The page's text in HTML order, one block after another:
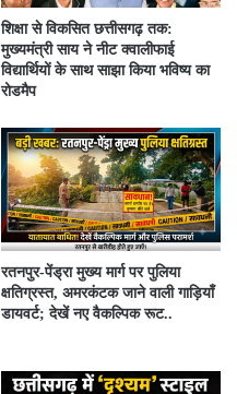
शिक्षा से विकसित छत्तीसगढ़ तक:
मुख्यमंत्री साय ने नीट क्वालीफाई
विद्यार्थियों के साथ साझा किया भविष्य का
रोडमैप
रतनपुर-पेंड्रा मुख्य मार्ग पर पुलिया
क्षतिग्रस्त, अमरकंटक जाने वाली गाड़ियाँ
डायवर्ट; देखें नए वैकल्पिक रूट..